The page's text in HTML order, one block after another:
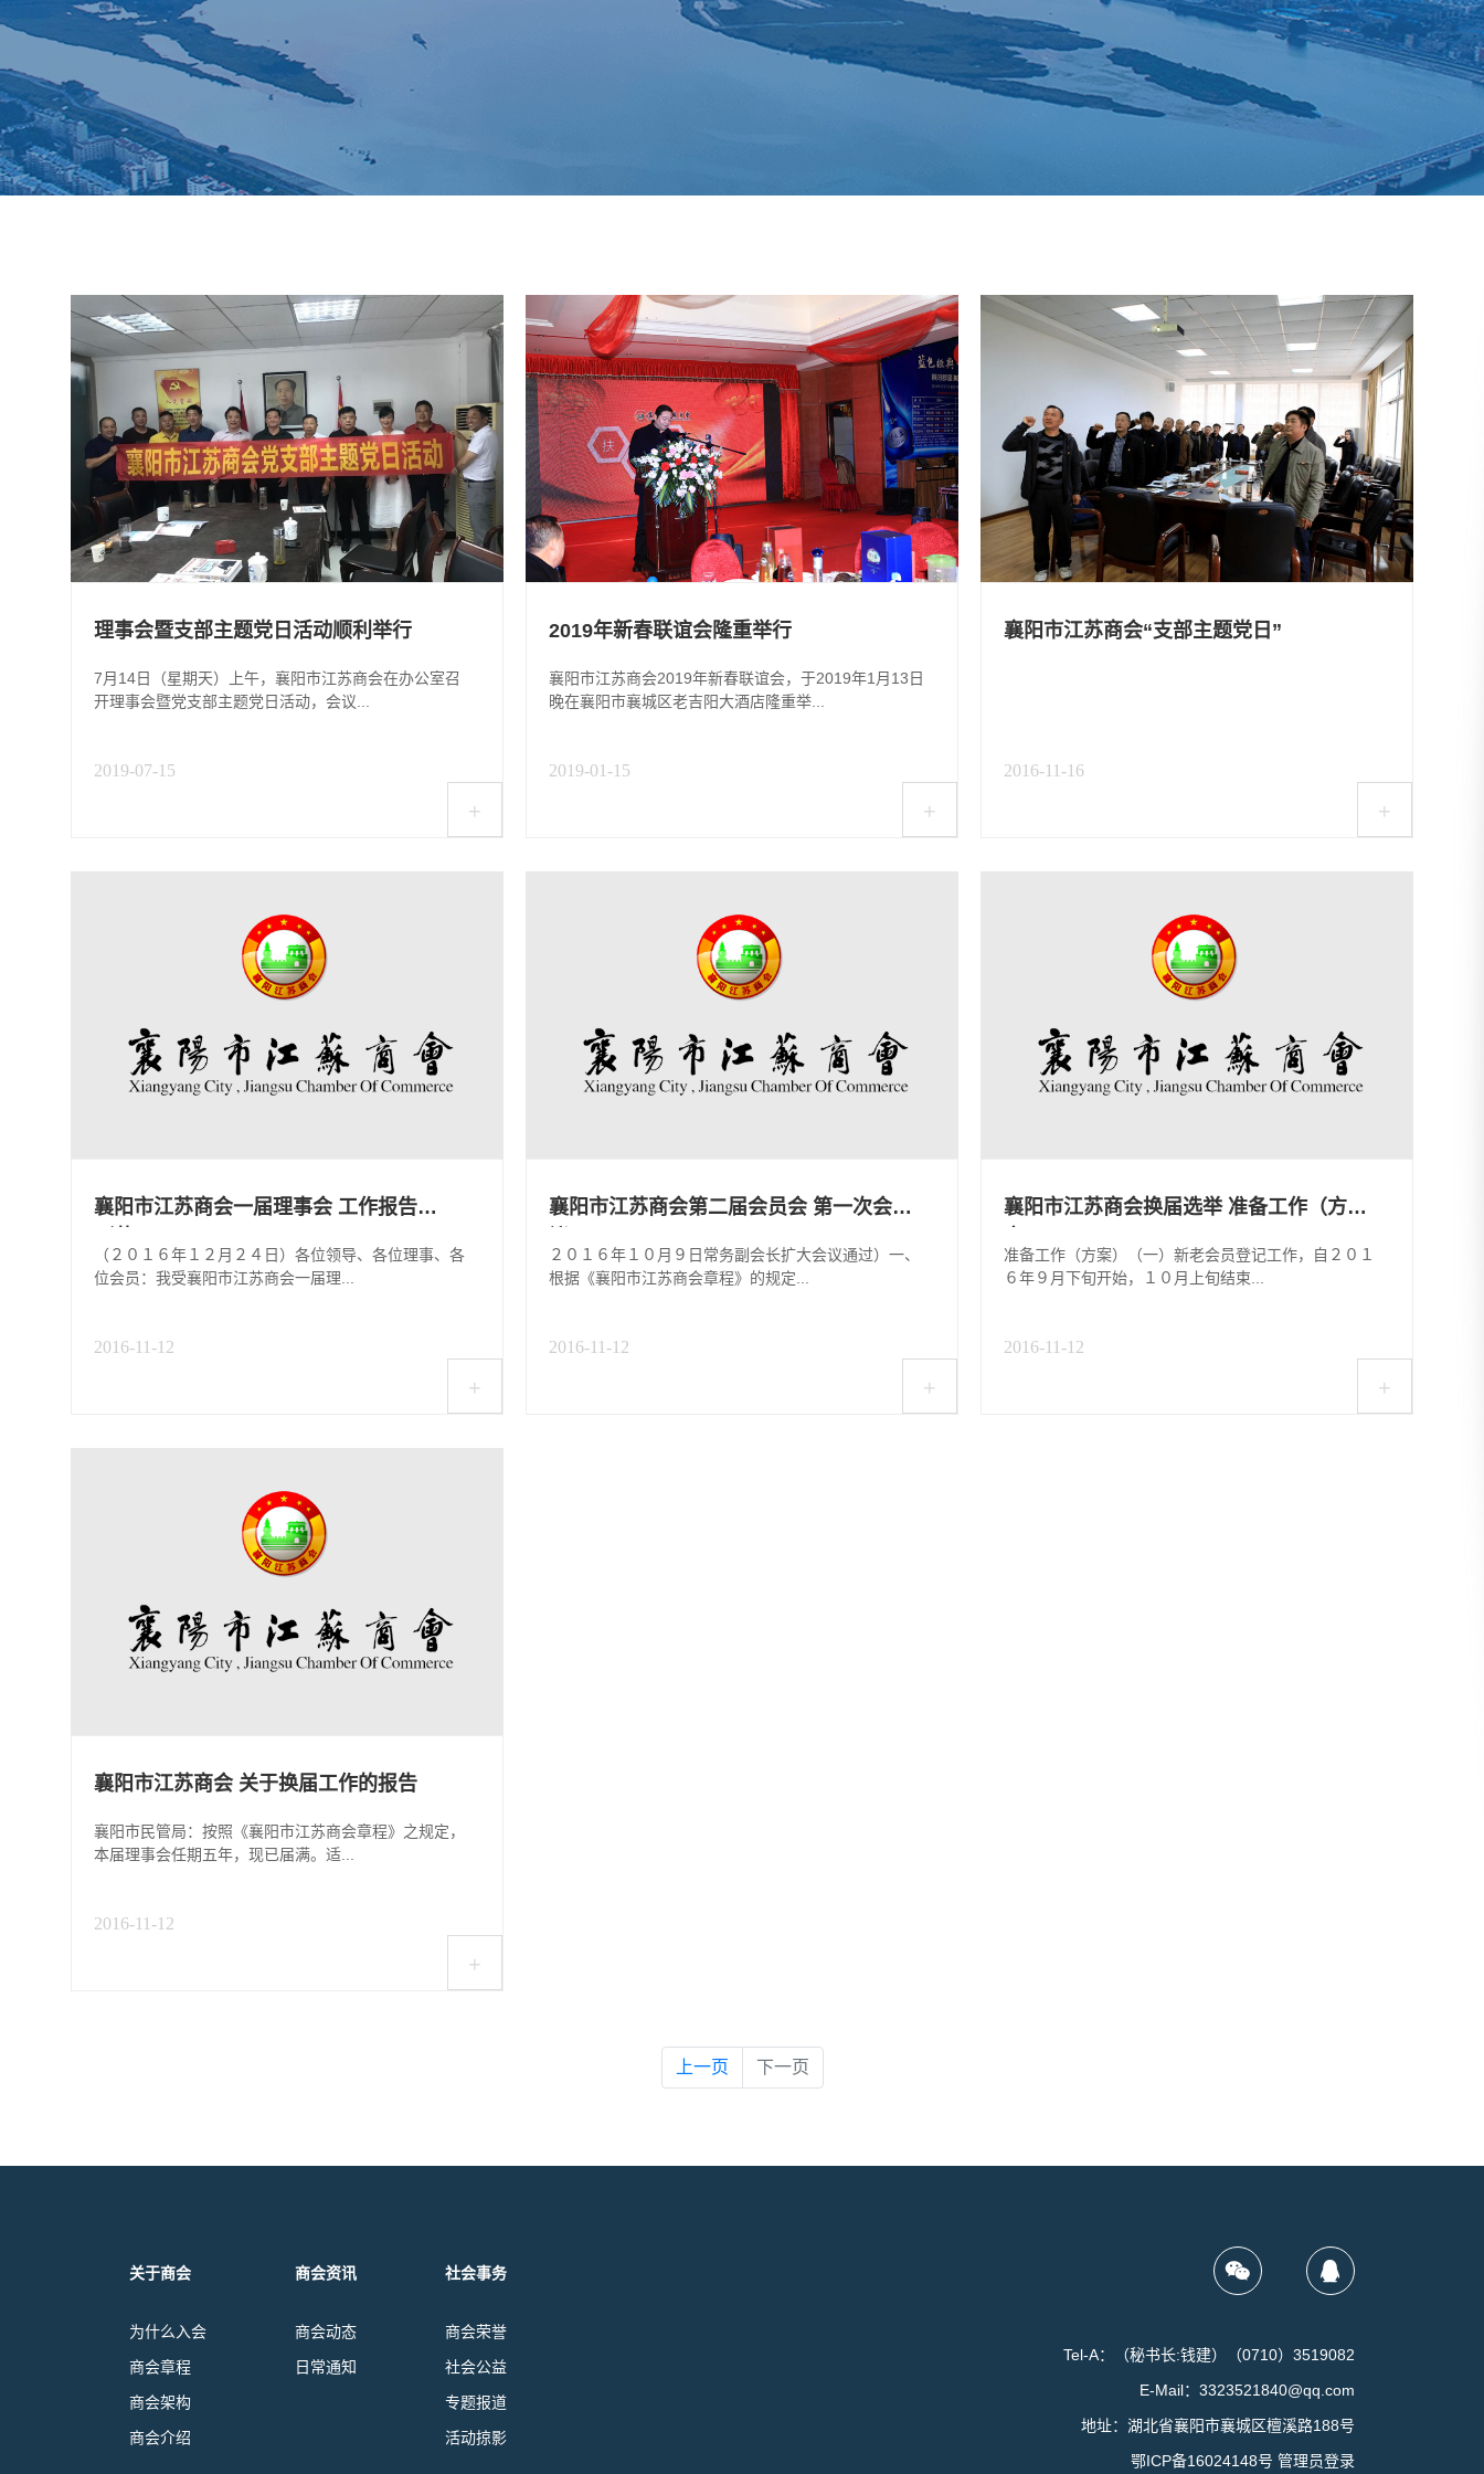
理事会暨支部主题党日活动顺利举行
7月14日（星期天）上午，襄阳市江苏商会在办公室召
开理事会暨党支部主题党日活动，会议...
2019-07-15
+
2019年新春联谊会隆重举行
襄阳市江苏商会2019年新春联谊会，于2019年1月13日
晚在襄阳市襄城区老吉阳大酒店隆重举...
2019-01-15
+
襄阳市江苏商会“支部主题党日”
2016-11-16
+
襄阳市江苏商会一届理事会 工作报告
（２０１６年１２月２４日）各位领导、各位理事、各
位会员：我受襄阳市江苏商会一届理...
2016-11-12
+
襄阳市江苏商会第二届会员会 第一次会
２０１６年１０月９日常务副会长扩大会议通过）一、
根据《襄阳市江苏商会章程》的规定...
2016-11-12
+
襄阳市江苏商会换届选举 准备工作（方
准备工作（方案）（一）新老会员登记工作，自２０１
６年９月下旬开始，１０月上旬结束...
2016-11-12
+
襄阳市江苏商会 关于换届工作的报告
襄阳市民管局：按照《襄阳市江苏商会章程》之规定，
本届理事会任期五年，现已届满。适...
2016-11-12
+
上一页 下一页
关于商会
为什么入会
商会章程
商会架构
商会介绍
商会资讯
商会动态
日常通知
社会事务
商会荣誉
社会公益
专题报道
活动掠影
Tel-A：（秘书长:钱建）（0710）3519082
E-Mail：3323521840@qq.com
地址：湖北省襄阳市襄城区檀溪路188号
鄂ICP备16024148号 管理员登录